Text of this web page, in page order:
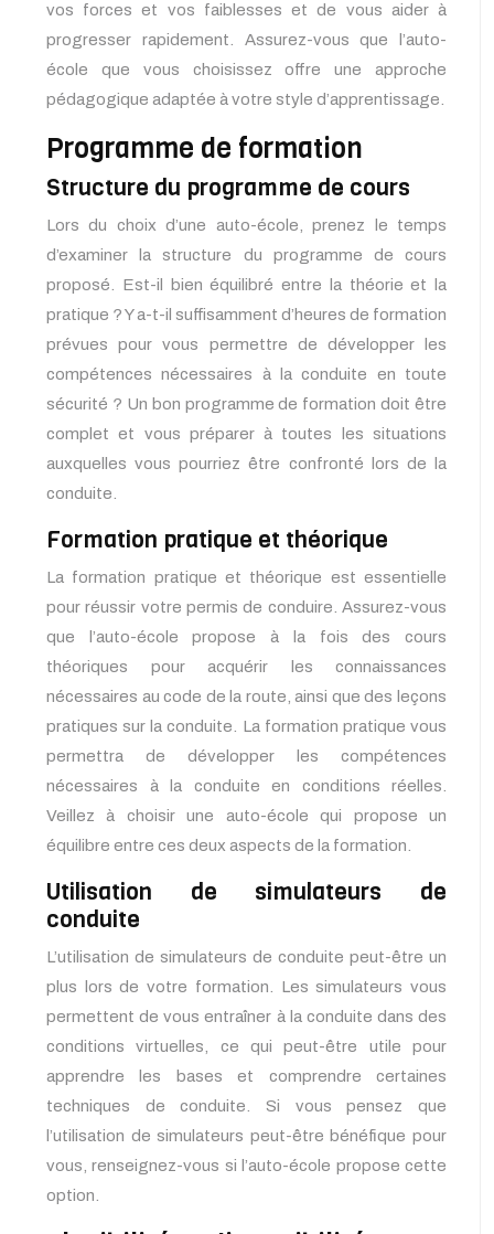
vos forces et vos faiblesses et de vous aider à
progresser rapidement. Assurez-vous que l’auto-
école que vous choisissez offre une approche
pédagogique adaptée à votre style d’apprentissage.
Programme de formation
Structure du programme de cours
Lors du choix d’une auto-école, prenez le temps
d’examiner la structure du programme de cours
proposé. Est-il bien équilibré entre la théorie et la
pratique ? Y a-t-il suffisamment d’heures de formation
prévues pour vous permettre de développer les
compétences nécessaires à la conduite en toute
sécurité ? Un bon programme de formation doit être
complet et vous préparer à toutes les situations
auxquelles vous pourriez être confronté lors de la
conduite.
Formation pratique et théorique
La formation pratique et théorique est essentielle
pour réussir votre permis de conduire. Assurez-vous
que l’auto-école propose à la fois des cours
théoriques pour acquérir les connaissances
nécessaires au code de la route, ainsi que des leçons
pratiques sur la conduite. La formation pratique vous
permettra de développer les compétences
nécessaires à la conduite en conditions réelles.
Veillez à choisir une auto-école qui propose un
équilibre entre ces deux aspects de la formation.
Utilisation de simulateurs de
conduite
L’utilisation de simulateurs de conduite peut-être un
plus lors de votre formation. Les simulateurs vous
permettent de vous entraîner à la conduite dans des
conditions virtuelles, ce quipeut-être utile pour
apprendre les bases et comprendre certaines
techniques de conduite. Si vous pensez que
l’utilisation de simulateurs peut-être bénéfique pour
vous, renseignez-vous si l’auto-école propose cette
option.